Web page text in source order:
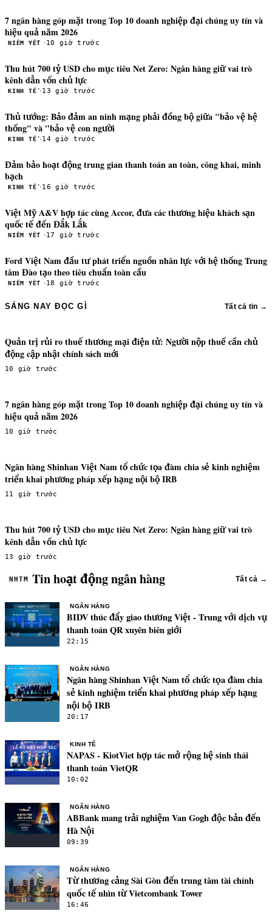
7 ngân hàng góp mặt trong Top 10 doanh nghiệp đại chúng uy tín và
hiệu quả năm 2026
NIÊM YẾT ·10 giờ trước
Thu hút 700 tỷ USD cho mục tiêu Net Zero: Ngân hàng giữ vai trò
kênh dẫn vốn chủ lực
KINH TẾ ·13 giờ trước
Thủ tướng: Bảo đảm an ninh mạng phải đồng bộ giữa "bảo vệ hệ
thống" và "bảo vệ con người
KINH TẾ ·14 giờ trước
Đảm bảo hoạt động trung gian thanh toán an toàn, công khai, minh
bạch
KINH TẾ ·16 giờ trước
Việt Mỹ A&V hợp tác cùng Accor, đưa các thương hiệu khách sạn
quốc tế đến Đắk Lắk
NIÊM YẾT ·17 giờ trước
Ford Việt Nam đầu tư phát triển nguồn nhân lực với hệ thống Trung
tâm Đào tạo theo tiêu chuẩn toàn cầu
NIÊM YẾT ·18 giờ trước
SÁNG NAY ĐỌC GÌ Tất cả tin →
Quản trị rủi ro thuế thương mại điện tử: Người nộp thuế cần chủ
động cập nhật chính sách mới
10 giờ trước
7 ngân hàng góp mặt trong Top 10 doanh nghiệp đại chúng uy tín và
hiệu quả năm 2026
10 giờ trước
Ngân hàng Shinhan Việt Nam tổ chức tọa đàm chia sẻ kinh nghiệm
triển khai phương pháp xếp hạng nội bộ IRB
11 giờ trước
Thu hút 700 tỷ USD cho mục tiêu Net Zero: Ngân hàng giữ vai trò
kênh dẫn vốn chủ lực
13 giờ trước
NHTM Tin hoạt động ngân hàng Tất cả →
NGÂN HÀNG
BIDV thúc đẩy giao thương Việt - Trung với dịch vụ
thanh toán QR xuyên biên giới
22:15
NGÂN HÀNG
Ngân hàng Shinhan Việt Nam tổ chức tọa đàm chia
sẻ kinh nghiệm triển khai phương pháp xếp hạng
nội bộ IRB
20:17
KINH TẾ
NAPAS - KiotViet hợp tác mở rộng hệ sinh thái
thanh toán VietQR
10:02
NGÂN HÀNG
ABBank mang trải nghiệm Van Gogh độc bản đến
Hà Nội
09:39
NGÂN HÀNG
Từ thương cảng Sài Gòn đến trung tâm tài chính
quốc tế nhìn từ Vietcombank Tower
16:46